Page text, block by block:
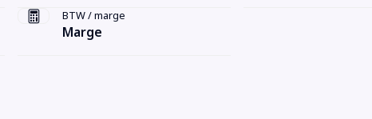
BTW / marge
Marge